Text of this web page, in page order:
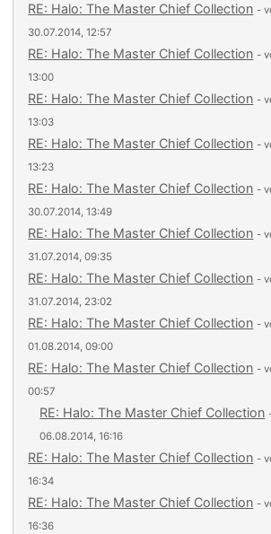
RE: Halo: The Master Chief Collection -
30.07.2014, 12:57
RE: Halo: The Master Chief Collection -
13:00
RE: Halo: The Master Chief Collection -
13:03
RE: Halo: The Master Chief Collection -
13:23
RE: Halo: The Master Chief Collection -
30.07.2014, 13:49
RE: Halo: The Master Chief Collection -
31.07.2014, 09:35
RE: Halo: The Master Chief Collection -
31.07.2014, 23:02
RE: Halo: The Master Chief Collection -
01.08.2014, 09:00
RE: Halo: The Master Chief Collection -
00:57
RE: Halo: The Master Chief Collection
06.08.2014, 16:16
RE: Halo: The Master Chief Collection -
16:34
RE: Halo: The Master Chief Collection -
16:36